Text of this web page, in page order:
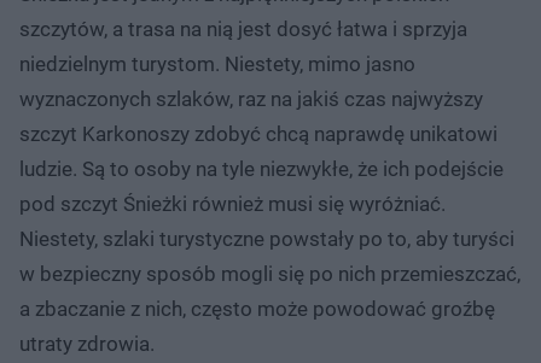
szczytów, a trasa na nią jest dosyć łatwa i sprzyja
niedzielnym turystom. Niestety, mimo jasno
wyznaczonych szlaków, raz na jakiś czas najwyższy
szczyt Karkonoszy zdobyć chcą naprawdę unikatowi
ludzie. Są to osoby na tyle niezwykłe, że ich podejście
pod szczyt Śnieżki również musi się wyróżniać.
Niestety, szlaki turystyczne powstały po to, aby turyści
w bezpieczny sposób mogli się po nich przemieszczać,
a zbaczanie z nich, często może powodować groźbę
utraty zdrowia.